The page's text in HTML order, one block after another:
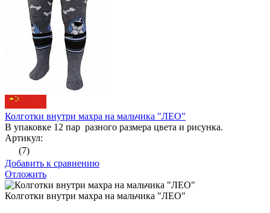
Колготки внутри махра на мальчика "ЛЕО"
В упаковке 12 пар разного размера цвета и рисунка.
Артикул:
(7)
Добавить к сравнению
Отложить
Колготки внутри махра на мальчика "ЛЕО"